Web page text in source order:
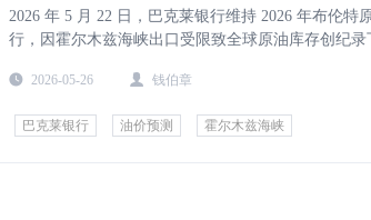
2026 年 5 月 22 日，巴克莱银行维持 2026 年布伦特
行，因霍尔木兹海峡出口受限致全球原油库存创纪
2026-05-26 钱伯章
巴克莱银行 油价预测 霍尔木兹海峡